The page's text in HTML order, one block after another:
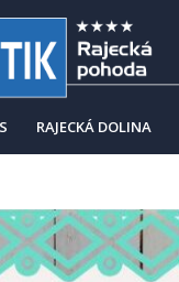
RAJECKÁ DOLINA